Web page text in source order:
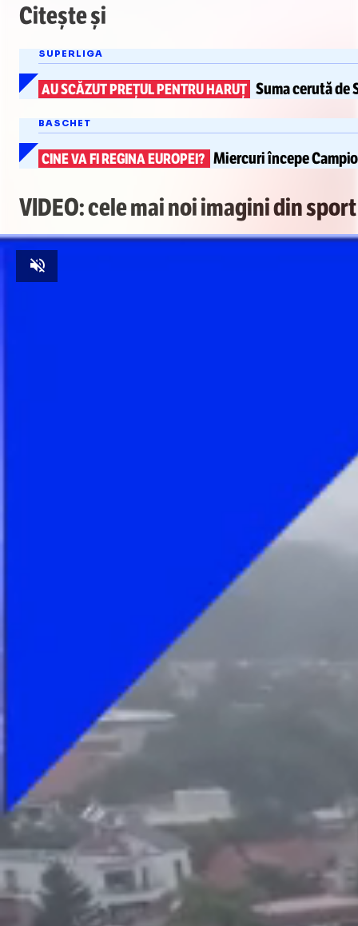
Citește și
SUPERLIGA
AU SCĂZUT PREȚUL PENTRU HARUȚ Suma cerutăde
BASCHET
CINE VA FI REGINA EUROPEI? Miercuri începe
VIDEO: cele mai noi imagini din sport
Unmute